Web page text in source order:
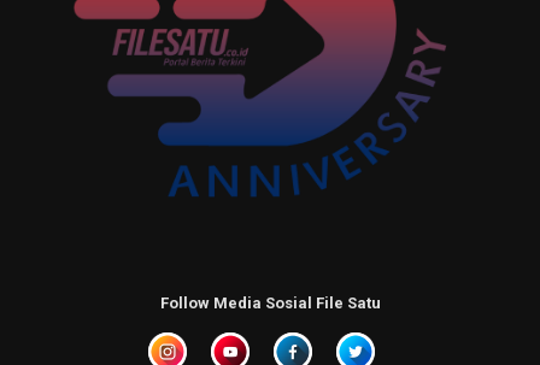
Follow Media Sosial File Satu